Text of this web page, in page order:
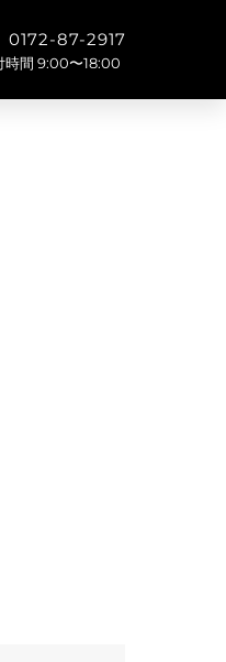
0172-87-2917
時間 9:00〜18:00